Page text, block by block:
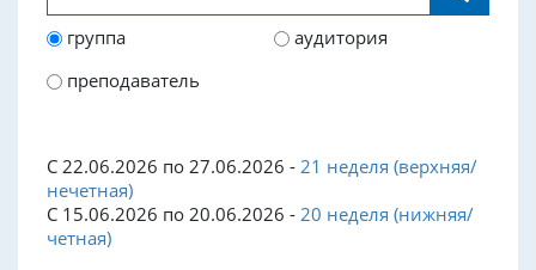
группа
аудитория
преподаватель
С 22.06.2026 по 27.06.2026 - 21 неделя (верхняя/
нечетная)
С 15.06.2026 по 20.06.2026 - 20 неделя (нижняя/
четная)